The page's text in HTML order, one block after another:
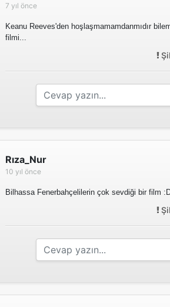
7 yıl önce
Keanu Reeves'den hoşlaşmamamdanmıdır
filmi...
Rıza_Nur
10 yıl önce
Bilhassa Fenerbahçelilerin çok sevdiği bir film